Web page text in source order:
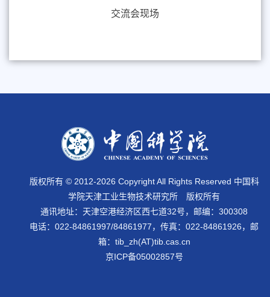
交流会现场
版权所有 © 2012-2026 Copyright All Rights Reserved 中国科
学院天津工业生物技术研究所 版权所有
通讯地址：天津空港经济区西七道32号，邮编：300308
电话：022-84861997/84861977，传真：022-84861926，邮
箱：tib_zh(AT)tib.cas.cn
京ICP备05002857号